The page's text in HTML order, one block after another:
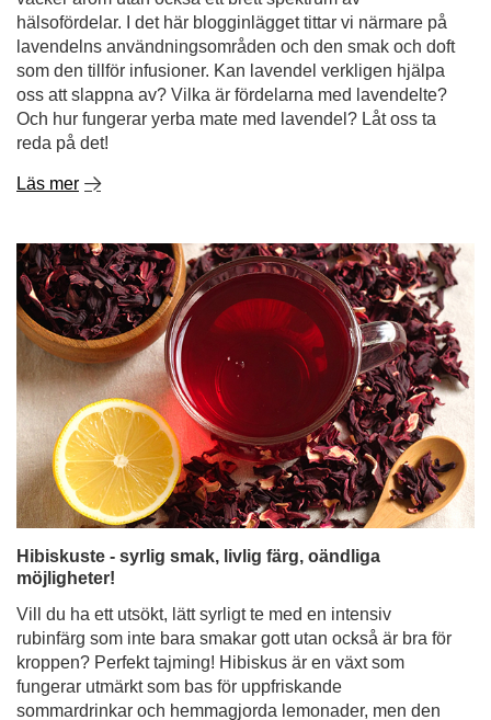
hälsofördelar. I det här blogginlägget tittar vi närmare på
lavendelns användningsområden och den smak och doft
som den tillför infusioner. Kan lavendel verkligen hjälpa
oss att slappna av? Vilka är fördelarna med lavendelte?
Och hur fungerar yerba mate med lavendel? Låt oss ta
reda på det!
Läs mer
Hibiskuste - syrlig smak, livlig färg, oändliga
möjligheter!
Vill du ha ett utsökt, lätt syrligt te med en intensiv
rubinfärg som inte bara smakar gott utan också är bra för
kroppen? Perfekt tajming! Hibiskus är en växt som
fungerar utmärkt som bas för uppfriskande
sommardrinkar och hemmagjorda lemonader, men den